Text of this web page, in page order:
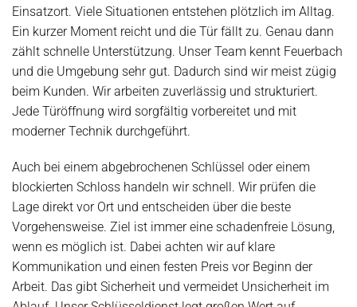
Einsatzort. Viele Situationen entstehen plötzlich im Alltag.
Ein kurzer Moment reicht und die Tür fällt zu. Genau dann
zählt schnelle Unterstützung. Unser Team kennt Feuerbach
und die Umgebung sehr gut. Dadurch sind wir meist zügig
beim Kunden. Wir arbeiten zuverlässig und strukturiert.
Jede Türöffnung wird sorgfältig vorbereitet und mit
moderner Technik durchgeführt.
Auch bei einem abgebrochenen Schlüssel oder einem
blockierten Schloss handeln wir schnell. Wir prüfen die
Lage direkt vor Ort und entscheiden über die beste
Vorgehensweise. Ziel ist immer eine schadenfreie Lösung,
wenn es möglich ist. Dabei achten wir auf klare
Kommunikation und einen festen Preis vor Beginn der
Arbeit. Das gibt Sicherheit und vermeidet Unsicherheit im